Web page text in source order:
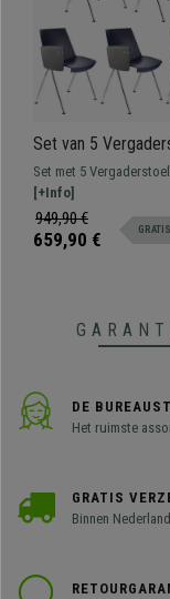
Set van 5
ENZO Met
Comfortabel,
Kleur Blauw
Set met 5
met klaptafeltje en
garde design. Perfect
wachtkamers of
[+Info]
949,90 €
659,90 €
DE
Het ruimste
GRATIS
Binnen